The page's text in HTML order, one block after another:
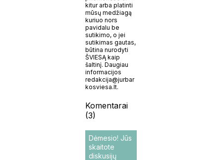
kitur arba platinti
mūsų medžiagą
kuriuo nors
pavidalu be
sutikimo, o jei
sutikimas gautas,
būtina nurodyti
ŠVIESĄ kaip
šaltinį. Daugiau
informacijos
redakcija@jurbar
kosviesa.lt.
Komentarai
(3)
Dėmesio! Jūs
skaitote
diskusijų